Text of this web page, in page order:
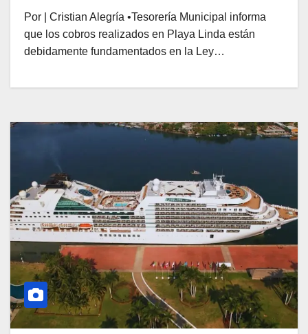
Por | Cristian Alegría •Tesorería Municipal informa
que los cobros realizados en Playa Linda están
debidamente fundamentados en la Ley…